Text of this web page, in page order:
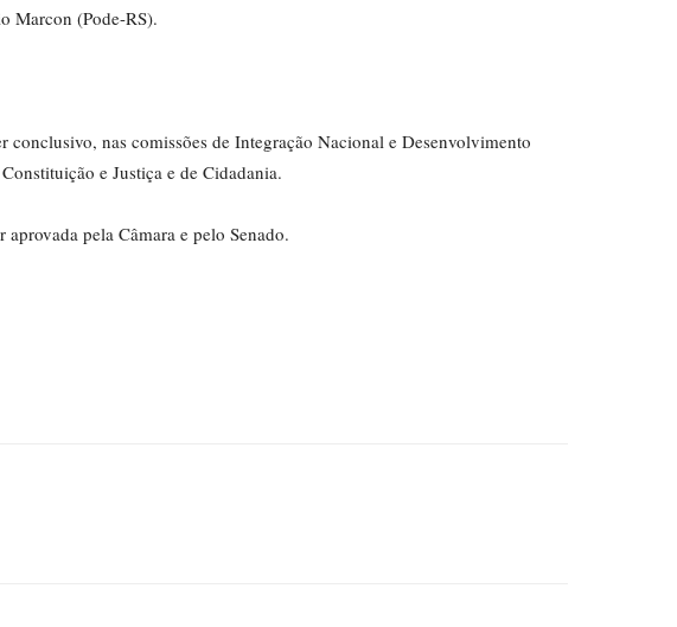
Marcon (Pode-RS).
conclusivo, nas comissões de Integração Nacional e Desenvolvimento
e Justiça e de Cidadania.
pela Câmara e pelo Senado.